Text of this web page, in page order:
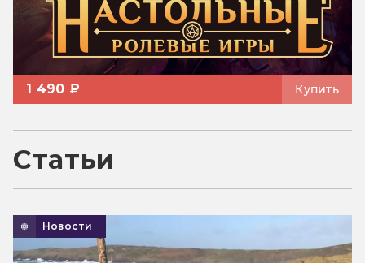
1 490 ₽ Купить
Статьи
Новости